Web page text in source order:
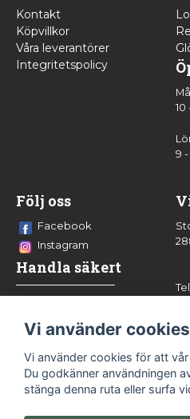
Kontakt
Köpvillkor
Våra leverantörer
Integritetspolicy
10
9 -
Följ oss
Facebook
Instagram
Handla säkert
Vi använder cookies
Vi använder cookies för att
Du godkänner användningen
stänga denna ruta eller surfa